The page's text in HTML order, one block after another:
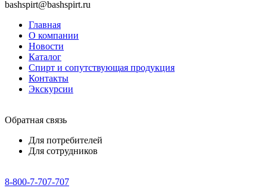
bashspirt@bashspirt.ru
Главная
О компании
Новости
Каталог
Спирт и сопутствующая продукция
Контакты
Экскурсии
Обратная связь
Для потребителей
Для сотрудников
8-800-7-707-707